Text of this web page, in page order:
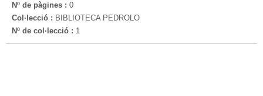
Nº de pàgines : 0
Col·lecció : BIBLIOTECA PEDROLO
Nº de col·lecció : 1